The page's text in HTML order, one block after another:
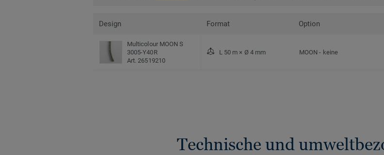
Design Format Option
Multicolour MOON S
3005-Y40R
Art. 26519210
L 50 m × Ø 4 mm MOON- keine
Technische und